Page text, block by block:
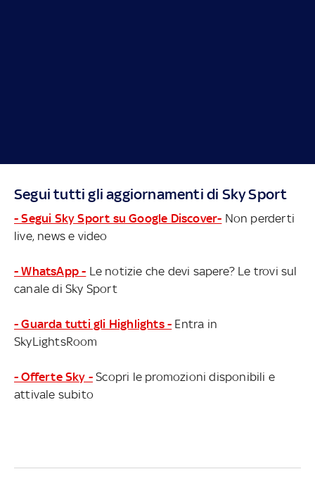
Segui tutti gli aggiornamenti di Sky Sport
- Segui Sky Sport su Google Discover- Non perderti
live, news e video
- WhatsApp - Le notizie che devi sapere? Le trovi sul
canale di Sky Sport
- Guarda tutti gli Highlights - Entra in
SkyLightsRoom
- Offerte Sky - Scopri le promozioni disponibili e
attivale subito